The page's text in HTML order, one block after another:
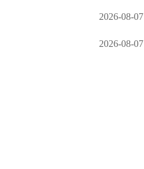
2026-08-07
2026-08-07